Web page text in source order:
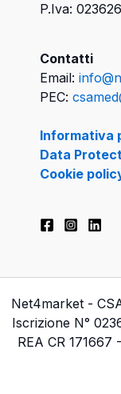
P.Iva:
Contatti
Email:
PEC:
Informativa
Data
Cookie
Net4market -
Iscrizione N°
REA CR